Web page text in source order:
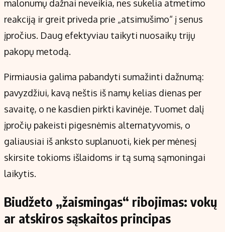
malonumų dažnai neveikia, nes sukelia atmetimo
reakciją ir greit priveda prie „atsimušimo“ į senus
įpročius. Daug efektyviau taikyti nuosaikų trijų
pakopų metodą.
Pirmiausia galima pabandyti sumažinti dažnumą:
pavyzdžiui, kavą neštis iš namų kelias dienas per
savaitę, o ne kasdien pirkti kavinėje. Tuomet dalį
įpročių pakeisti pigesnėmis alternatyvomis, o
galiausiai iš anksto suplanuoti, kiek per mėnesį
skirsite tokioms išlaidoms ir tą sumą sąmoningai
laikytis.
Biudžeto „žaismingas“ ribojimas: vokų
ar atskiros sąskaitos principas